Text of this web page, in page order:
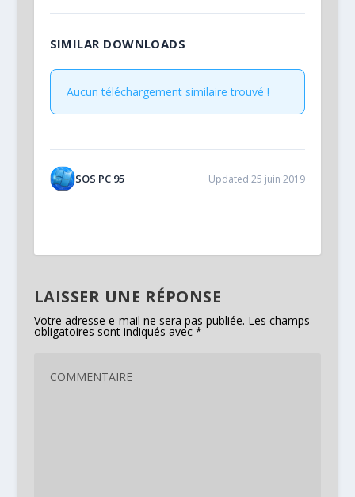
SIMILAR DOWNLOADS
Aucun téléchargement similaire trouvé !
SOS PC 95 Updated 25 juin 2019
LAISSER UNE RÉPONSE
Votre adresse e-mail ne sera pas publiée. Les champs
obligatoires sont indiqués avec *